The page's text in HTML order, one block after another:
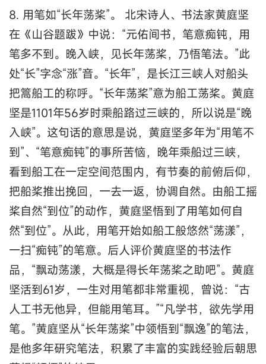
8. 用笔如“长年荡桨”。 北宋诗人、书法家黄庭坚
在《山谷题跋》中说：“元佑间书，笔意痴钝，用
笔多不到。晚入峡，见长年荡桨，乃悟笔法。”此
处“长”字念“涨”音。“长年”，是长江三峡人对船头
把篙船工的称呼。“长年荡桨”意为船工荡桨。黄庭
坚是1101年56岁时乘船路过三峡的，所以说是“晚
入峡”。这句话的意思是说，黄庭坚多年为“用笔不
到”、“笔意痴钝”的事所苦恼，晚年乘船过三峡，
看到船工在一定空间范围内，有节奏的前俯后仰，
把船桨推出挽回，一去一返，协调自然。由船工摇
桨自然“到位”的动作，黄庭坚悟到了用笔如何自
然“到位”。从此，用笔开始如船工般悠然“荡漾”，
一扫“痴钝”的笔意。后人评价黄庭坚的书法作
品，“飘动荡漾，大概是得长年荡桨之助吧”。黄庭
坚活到61岁，一生对用笔都非常重视，曾说：“古
人工书无他异，但能用笔耳。”“凡学书，欲先学用
笔。”黄庭坚从“长年荡桨”中领悟到“飘逸”的笔法，
是他多年研究笔法，积累了丰富的实践经验后朝思